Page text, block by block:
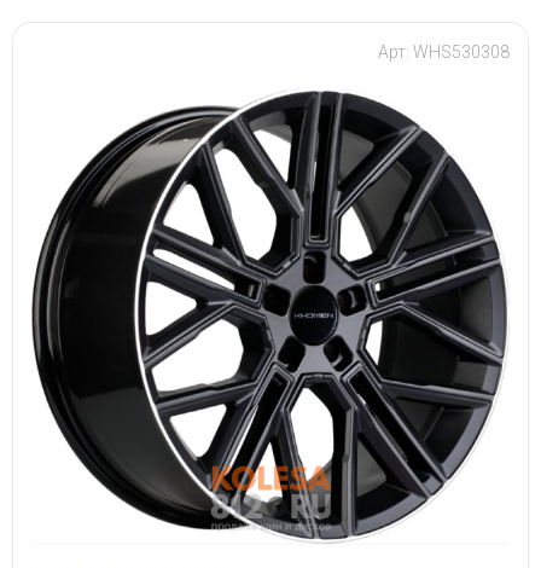
Арт: WHS530308